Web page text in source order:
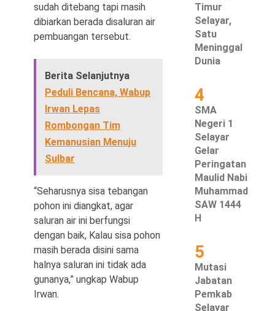
sudah ditebang tapi masih
dibiarkan berada disaluran air
pembuangan tersebut.
Berita Selanjutnya
Peduli Bencana, Wabup
Irwan Lepas
Rombongan Tim
Kemanusian Menuju
Sulbar
“Seharusnya sisa tebangan
pohon ini diangkat, agar
saluran air ini berfungsi
dengan baik, Kalau sisa pohon
masih berada disini sama
halnya saluran ini tidak ada
gunanya,” ungkap Wabup
Irwan.
Timur
Selayar,
Satu
Meninggal
Dunia
4
SMA
Negeri 1
Selayar
Gelar
Peringatan
Maulid Nabi
Muhammad
SAW 1444
H
5
Mutasi
Jabatan
Pemkab
Selayar